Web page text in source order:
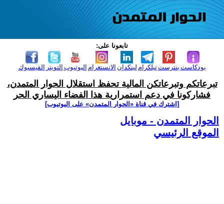
تابعونا على:
الفيسبوك التويتر اليوتيوب الانستغرام لينكدإن تيلكرامبنترست بودكاست
تبرعاتكم وتبرعاتكن المالية تحفظ استقلال الحوار المتمدن،
فشاركونا في دعم استمرارية هذا الفضاء اليساري الحر
[اشترك في قناة ‫«الحوار المتمدن» على اليوتيوب]
الحوار المتمدن - موبايل
الموقع الرئيسي